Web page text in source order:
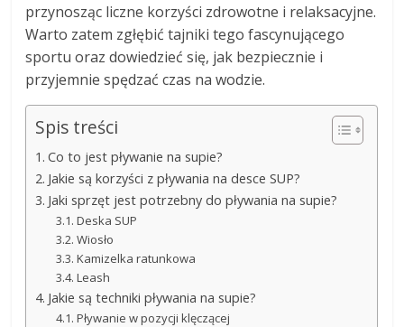
przynosząc liczne korzyści zdrowotne i relaksacyjne.
Warto zatem zgłębić tajniki tego fascynującego
sportu oraz dowiedzieć się, jak bezpiecznie i
przyjemnie spędzać czas na wodzie.
Spis treści
Co to jest pływanie na supie?
Jakie są korzyści z pływania na desce SUP?
Jaki sprzęt jest potrzebny do pływania na supie?
Deska SUP
Wiosło
Kamizelka ratunkowa
Leash
Jakie są techniki pływania na supie?
Pływanie w pozycji klęczącej